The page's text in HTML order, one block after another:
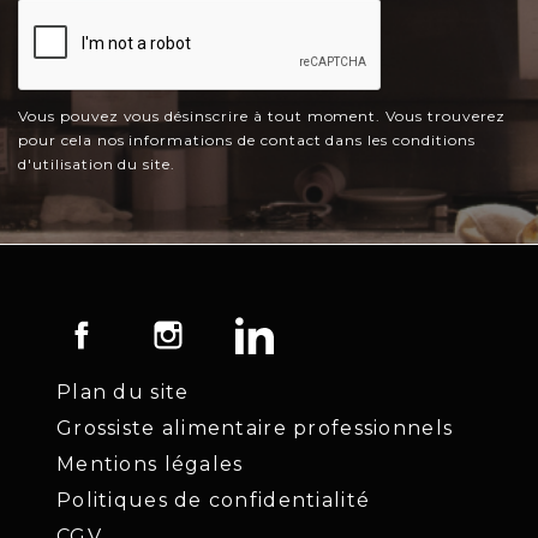
Vous pouvez vous désinscrire à tout moment. Vous trouverez
pour cela nos informations de contact dans les conditions
d'utilisation du site.
Facebook Instagram
Plan du site
Grossiste alimentaire professionnels
Mentions légales
Politiques de confidentialité